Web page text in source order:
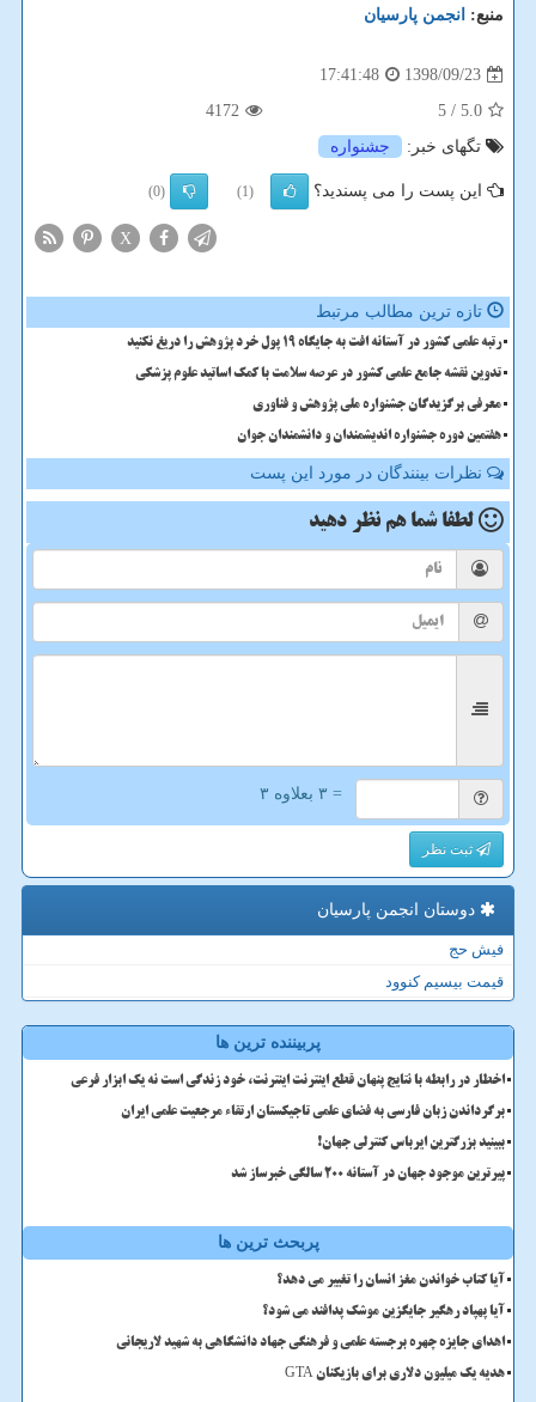
منبع: انجمن پارسیان
1398/09/23
17:41:48
5.0
/ 5
4172
تگهای خبر:
جشنواره
این پست را می پسندید؟ (1)
(0)
X
تازه ترین مطالب مرتبط
رتبه علمی کشور در آستانه افت به جایگاه ۱۹ پول خرد پژوهش را دریغ نکنید
تدوین نقشه جامع علمی کشور در عرصه سلامت با کمک اساتید علوم پزشکی
معرفی برگزیدگان جشنواره ملی پژوهش و فناوری
هفتمین دوره جشنواره اندیشمندان و دانشمندان جوان
نظرات بینندگان در مورد این پست
لطفا شما هم نظر دهید
= ۳ بعلاوه ۳
ثبت نظر
دوستان انجمن پارسیان
فیش حج
قیمت بیسیم کنوود
پربیننده ترین ها
اخطار در رابطه با نتایج پنهان قطع اینترنت اینترنت، خود زندگی است نه یک ابزار فرعی
برگرداندن زبان فارسی به فضای علمی تاجیکستان ارتقاء مرجعیت علمی ایران
ببینید بزرگترین ایرباس کنترلی جهان!
پیرترین موجود جهان در آستانه ۲۰۰ سالگی خبرساز شد
پربحث ترین ها
آیا کتاب خواندن مغز انسان را تغییر می دهد؟
آیا پهپاد رهگیر جایگزین موشک پدافند می شود؟
اهدای جایزه چهره برجسته علمی و فرهنگی جهاد دانشگاهی به شهید لاریجانی
هدیه یک میلیون دلاری برای بازیکنان GTA